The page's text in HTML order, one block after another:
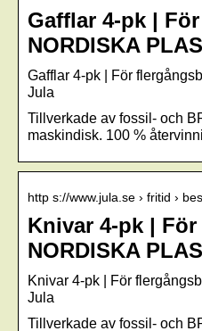
Gafflar 4-pk |
NORDISKA
Gafflar 4-pk | För
Jula
Tillverkade av fossil- och
maskindisk. 100 %
http s://www.jula.se › fritid ›
Knivar 4-pk |
NORDISKA
Knivar 4-pk | För
Jula
Tillverkade av fossil- och